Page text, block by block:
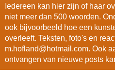
Iedereen kan hier zijn of haar
niet meer dan 500 woorden.
ook bijvoorbeeld hoe een
overleeft. Teksten, foto's en
m.hofland@hotmail.com. Ook
ontvangen van nieuwe posts